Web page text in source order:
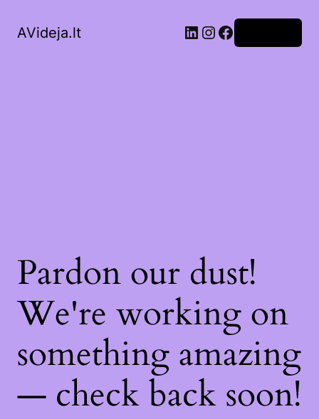
AVideja.lt LinkedIn
Instagram
Facebook
Pardon our dust!
We're working on
something amazing
— check back soon!